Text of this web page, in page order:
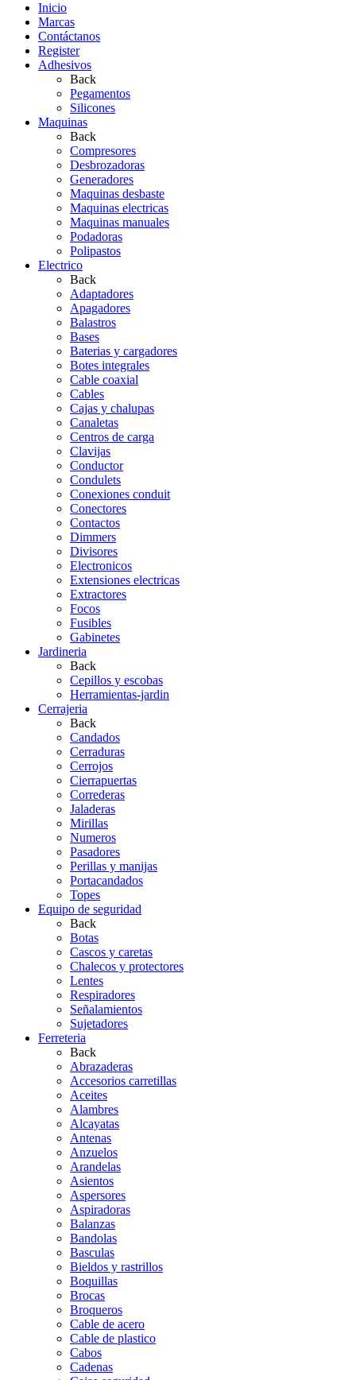
Inicio
Marcas
Contáctanos
Register
Adhesivos
Back
Pegamentos
Silicones
Maquinas
Back
Compresores
Desbrozadoras
Generadores
Maquinas desbaste
Maquinas electricas
Maquinas manuales
Podadoras
Polipastos
Electrico
Back
Adaptadores
Apagadores
Balastros
Bases
Baterias y cargadores
Botes integrales
Cable coaxial
Cables
Cajas y chalupas
Canaletas
Centros de carga
Clavijas
Conductor
Condulets
Conexiones conduit
Conectores
Contactos
Dimmers
Divisores
Electronicos
Extensiones electricas
Extractores
Focos
Fusibles
Gabinetes
Jardineria
Back
Cepillos y escobas
Herramientas-jardin
Cerrajeria
Back
Candados
Cerraduras
Cerrojos
Cierrapuertas
Correderas
Jaladeras
Mirillas
Numeros
Pasadores
Perillas y manijas
Portacandados
Topes
Equipo de seguridad
Back
Botas
Cascos y caretas
Chalecos y protectores
Lentes
Respiradores
Señalamientos
Sujetadores
Ferreteria
Back
Abrazaderas
Accesorios carretillas
Aceites
Alambres
Alcayatas
Antenas
Anzuelos
Arandelas
Asientos
Aspersores
Aspiradoras
Balanzas
Bandolas
Basculas
Bieldos y rastrillos
Boquillas
Brocas
Broqueros
Cable de acero
Cable de plastico
Cabos
Cadenas